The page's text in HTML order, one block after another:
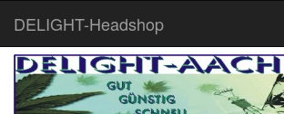
DELIGHT-Headshop